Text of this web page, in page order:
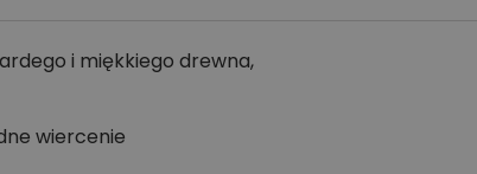
i miękkiego drewna,
wiercenie